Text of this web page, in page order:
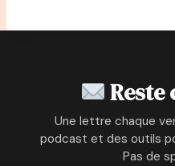
Reste
Une lettre chaque
podcast et des outils
Pas de